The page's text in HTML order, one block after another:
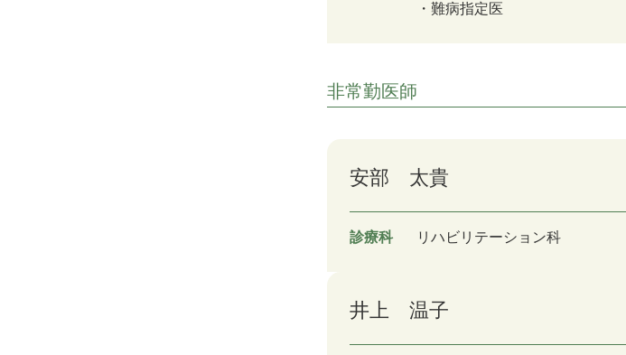
難病指定医
非常勤医師
安部 太貴
診療科 リハビリテーション科
井上 温子